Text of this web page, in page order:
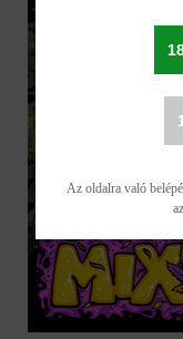
Az oldalra való